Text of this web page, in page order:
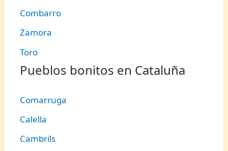
Combarro
Zamora
Toro
Pueblos bonitos en Cataluña
Comarruga
Calella
Cambrils